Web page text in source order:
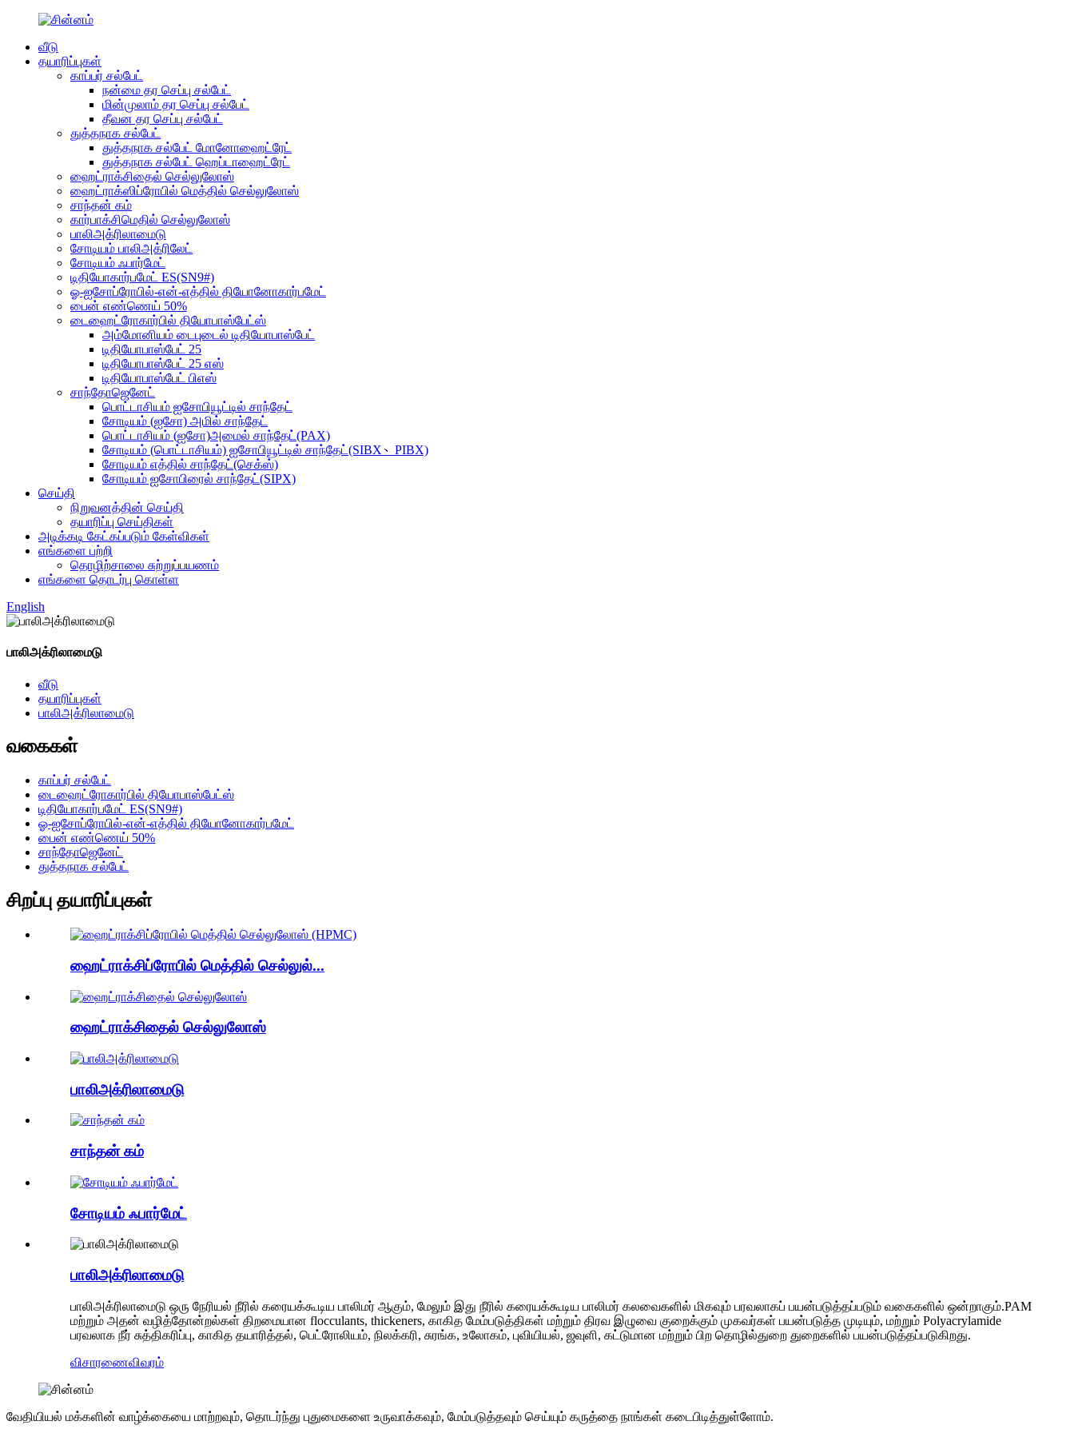
வீடு
தயாரிப்புகள்
காப்பர் சல்பேட்
நன்மை தர செப்பு சல்பேட்
மின்முலாம் தர செப்பு சல்பேட்
தீவன தர செப்பு சல்பேட்
துத்தநாக சல்பேட்
துத்தநாக சல்பேட் மோனோஹைட்ரேட்
துத்தநாக சல்பேட் ஹெப்டாஹைட்ரேட்
ஹைட்ராக்சிதைல் செல்லுலோஸ்
ஹைட்ராக்ஸிப்ரோபில் மெத்தில் செல்லுலோஸ்
சாந்தன் கம்
கார்பாக்சிமெதில் செல்லுலோஸ்
பாலிஅக்ரிலாமைடு
சோடியம் பாலிஅக்ரிலேட்
சோடியம் ஃபார்மேட்
டிதியோகார்பமேட் ES(SN9#)
ஓ-ஐசோப்ரோபில்-என்-எத்தில் தியோனோகார்பமேட்
பைன் எண்ணெய் 50%
டைஹைட்ரோகார்பில் தியோபாஸ்பேட்ஸ்
அம்மோனியம் டைபுடைல் டிதியோபாஸ்பேட்
டிதியோபாஸ்பேட் 25
டிதியோபாஸ்பேட் 25 எஸ்
டிதியோபாஸ்பேட் பிஎஸ்
சாந்தோஜெனேட்
பொட்டாசியம் ஐசோபியூட்டில் சாந்தேட்
சோடியம் (ஐசோ) அமில் சாந்தேட்
பொட்டாசியம் (ஐசோ)அமைல் சாந்தேட்(PAX)
சோடியம் (பொட்டாசியம்) ஐசோபியூட்டில் சாந்தேட்(SIBX、PIBX)
சோடியம் எத்தில் சாந்தேட்(செக்ஸ்)
சோடியம் ஐசோபிரைல் சாந்தேட்(SIPX)
செய்தி
நிறுவனத்தின் செய்தி
தயாரிப்பு செய்திகள்
அடிக்கடி கேட்கப்படும் கேள்விகள்
எங்களை பற்றி
தொழிற்சாலை சுற்றுப்பயணம்
எங்களை தொடர்பு கொள்ள
English
பாலிஅக்ரிலாமைடு
வீடு
தயாரிப்புகள்
பாலிஅக்ரிலாமைடு
வகைகள்
காப்பர் சல்பேட்
டைஹைட்ரோகார்பில் தியோபாஸ்பேட்ஸ்
டிதியோகார்பமேட் ES(SN9#)
ஓ-ஐசோப்ரோபில்-என்-எத்தில் தியோனோகார்பமேட்
பைன் எண்ணெய் 50%
சாந்தோஜெனேட்
துத்தநாக சல்பேட்
சிறப்பு தயாரிப்புகள்
ஹைட்ராக்சிப்ரோபில் மெத்தில் செல்லுல்...
ஹைட்ராக்சிதைல் செல்லுலோஸ்
பாலிஅக்ரிலாமைடு
சாந்தன் கம்
சோடியம் ஃபார்மேட்
பாலிஅக்ரிலாமைடு
பாலிஅக்ரிலாமைடு ஒரு நேரியல் நீரில் கரையக்கூடிய பாலிமர் ஆகும், மேலும் இது நீரில் கரையக்கூடிய பாலிமர் கலவைகளில் மிகவும் பரவலாகப் பயன்படுத்தப்படும் வகைகளில் ஒன்றாகும்.PAM
மற்றும் அதன் வழித்தோன்றல்கள் திறமையான flocculants, thickeners, காகித மேம்படுத்திகள் மற்றும் திரவ இழுவை குறைக்கும் முகவர்கள் பயன்படுத்த முடியும், மற்றும் Polyacrylamide
பரவலாக நீர் சுத்திகரிப்பு, காகித தயாரித்தல், பெட்ரோலியம், நிலக்கரி, சுரங்க, உலோகம், புவியியல், ஜவுளி, கட்டுமான மற்றும் பிற தொழில்துறை துறைகளில் பயன்படுத்தப்படுகிறது.
விசாரணைவிவரம்
வேதியியல் மக்களின் வாழ்க்கையை மாற்றவும், தொடர்ந்து புதுமைகளை உருவாக்கவும், மேம்படுத்தவும் செய்யும் கருத்தை நாங்கள் கடைபிடித்துள்ளோம்.